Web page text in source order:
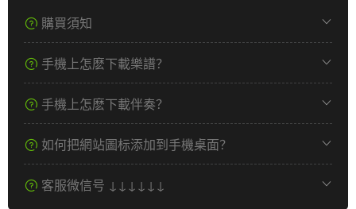
購買須知
手機上怎麽下載樂譜？
手機上怎麽下載伴奏？
如何把網站圖标添加到手機桌面？
客服微信号 ↓↓↓↓↓↓